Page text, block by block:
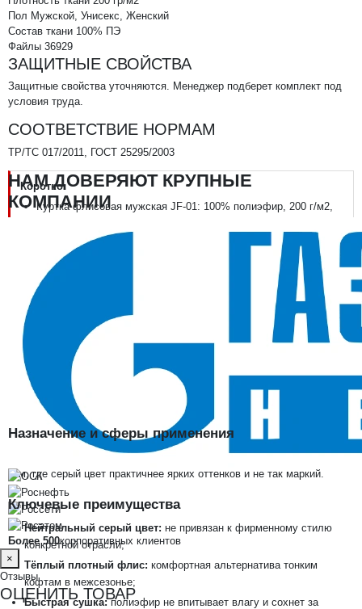
Пол Мужской, Унисекс, Женский
Состав ткани 100% ПЭ
Файлы 36929
ЗАЩИТНЫЕ СВОЙСТВА
Защитные свойства уточняются. Менеджер подберет комплект под
условия труда.
СООТВЕТСТВИЕ НОРМАМ
ТР/ТС 017/2011, ГОСТ 25295/2003
Коротко:
Куртка флисовая мужская JF-01: 100% полиэфир, 200 г/м2,
ТР ТС 017/2011, ГОСТ 25295/2003; застёжка молния
Крой мужской, унисекс, женский — нейтральный
универсальный цвет
В наличии в SIZMAG (Москва), отгрузка в день заказа
Куртка флисовая мужская JF-01, серый
— серая версия тёплой
флисовой куртки JF-01 для тех, кто предпочитает нейтральный цвет
без привязки к отраслевой гамме. Плотность флиса 200 г/м2
обеспечивает заметное тепло при небольшом весе, а молния
позволяет регулировать вентиляцию по погоде.
Назначение и сферы применения
Склады, охрана, логистика, работа на улице в прохладную погоду —
там, где серый цвет практичнее ярких оттенков и не так маркий.
Ключевые преимущества
Нейтральный серый цвет: не привязан к фирменному стилю
конкретной отрасли;
Тёплый плотный флис: комфортная альтернатива тонким
кофтам в межсезонье;
Быстрая сушка:полиэфир не впитывает влагу и сохнет за
НАМ ДОВЕРЯЮТ КРУПНЫЕ
КОМПАНИИ
Более 500корпоративных клиентов
×
Отзывы
ОЦЕНИТЬ ТОВАР